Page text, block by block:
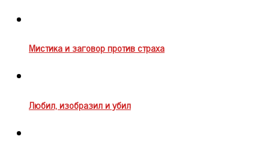
Мистика и заговор против страха
Любил, изобразил и убил